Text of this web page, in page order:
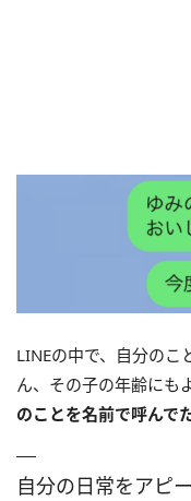
LINEの中で、自分のこ
ん、その子の年齢にも
のことを名前で呼んで
自分の日常をアピ